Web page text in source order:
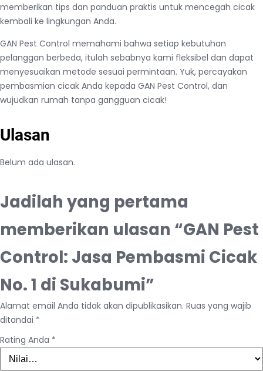
memberikan tips dan panduan praktis untuk mencegah cicak
kembali ke lingkungan Anda.
GAN Pest Control memahami bahwa setiap kebutuhan
pelanggan berbeda, itulah sebabnya kami fleksibel dan dapat
menyesuaikan metode sesuai permintaan. Yuk, percayakan
pembasmian cicak Anda kepada GAN Pest Control, dan
wujudkan rumah tanpa gangguan cicak!
Ulasan
Belum ada ulasan.
Jadilah yang pertama
memberikan ulasan “GAN Pest
Control: Jasa Pembasmi Cicak
No. 1 di Sukabumi”
Alamat email Anda tidak akan dipublikasikan. Ruas yang wajib
ditandai *
Rating Anda *